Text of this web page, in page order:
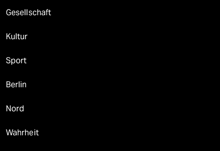
Gesellschaft
Kultur
Sport
Berlin
Nord
Wahrheit